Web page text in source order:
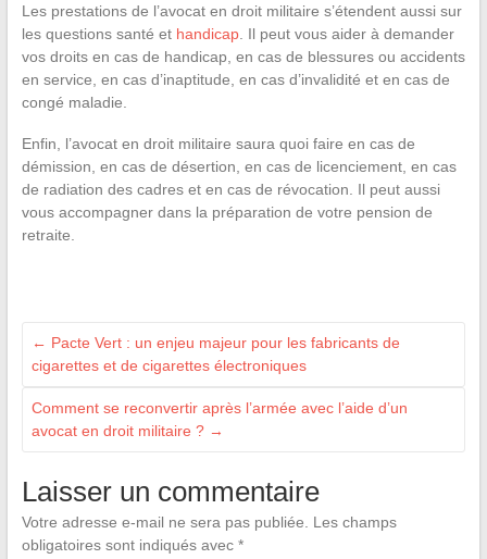
Les prestations de l’avocat en droit militaire s’étendent aussi sur
les questions santé et handicap. Il peut vous aider à demander
vos droits en cas de handicap, en cas de blessures ou accidents
en service, en cas d’inaptitude, en cas d’invalidité et en cas de
congé maladie.
Enfin, l’avocat en droit militaire saura quoi faire en cas de
démission, en cas de désertion, en cas de licenciement, en cas
de radiation des cadres et en cas de révocation. Il peut aussi
vous accompagner dans la préparation de votre pension de
retraite.
← Pacte Vert : un enjeu majeur pour les fabricants de
cigarettes et de cigarettes électroniques
Comment se reconvertir après l’armée avec l’aide d’un
avocat en droit militaire ? →
Laisser un commentaire
Votre adresse e-mail ne sera pas publiée.
Les champs
obligatoires sont indiqués avec *